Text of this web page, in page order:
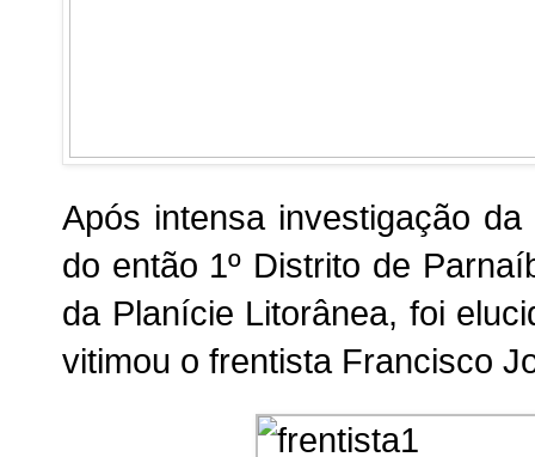
Após intensa investigação
do então 1º Distrito de
da Planície Litorânea, foi
vitimou o frentista Francisco